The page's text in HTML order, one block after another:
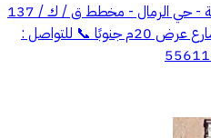
للبيع أرض سكنية رقم 270 البكيرية - حي الرمال - مخطط ق / ك / 137
مساحة الأرض : 600م² الواجهة : شارع عرض 20م جنوبًا 📞 للتواصل :